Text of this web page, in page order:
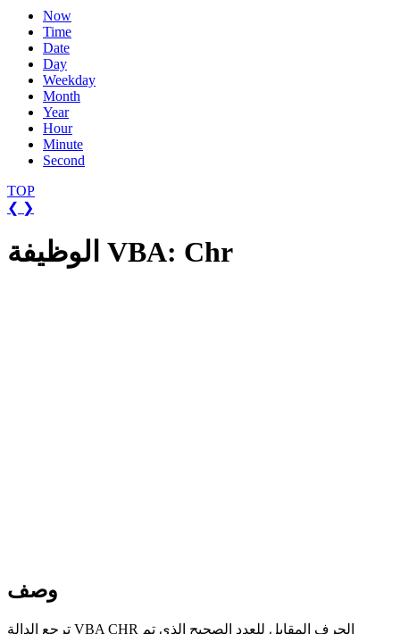
Now
Time
Date
Day
Weekday
Month
Year
Hour
Minute
Second
TOP
❮ ❯
الوظيفة VBA: Chr
وصف
ترجع الدالة VBA CHR الحرف المقابل للعدد الصحيح الذي تم